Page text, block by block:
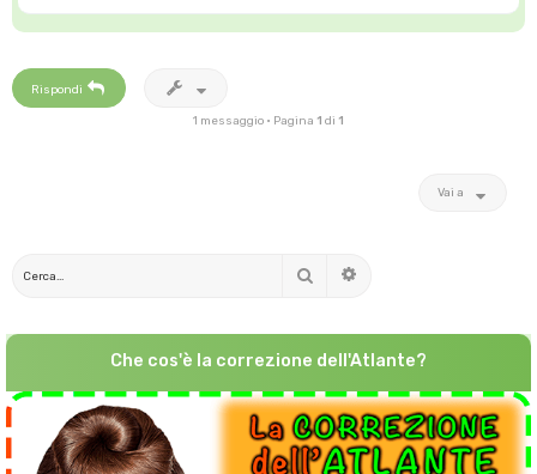
p
Rispondi
1 messaggio • Pagina 1 di 1
Vai a
Cerca
Che cos'è la correzione dell'Atlante?